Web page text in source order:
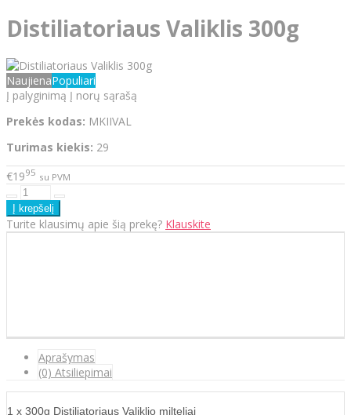
Distiliatoriaus Valiklis 300g
NaujienaPopuliari
Į palyginimą Į norų sąrašą
Prekės kodas: MKIIVAL
Turimas kiekis: 29
€1995 su PVM
Turite klausimų apie šią prekę? Klauskite
Aprašymas
(0) Atsiliepimai
1 x 300g Distiliatoriaus Valiklio milteliai